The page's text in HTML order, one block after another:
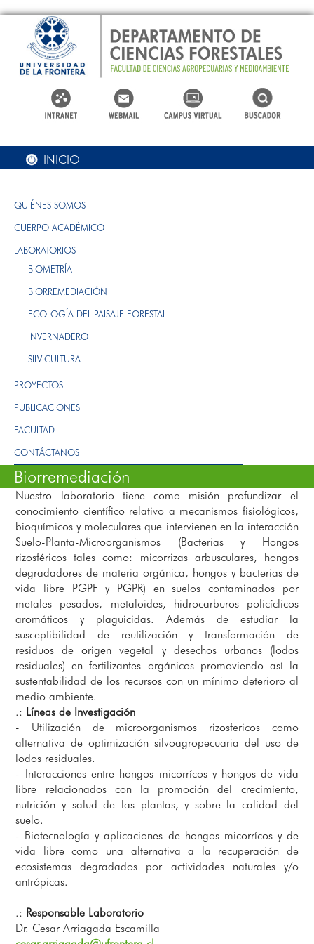
INICIO
QUIÉNES SOMOS
CUERPO ACADÉMICO
LABORATORIOS
BIOMETRÍA
BIORREMEDIACIÓN
ECOLOGÍA DEL PAISAJE FORESTAL
INVERNADERO
SILVICULTURA
PROYECTOS
PUBLICACIONES
FACULTAD
CONTÁCTANOS
Biorremediación
Nuestro laboratorio tiene como misión profundizar el
conocimiento científico relativo a mecanismos fisiológicos,
bioquímicos y moleculares que intervienen en la interacción
Suelo-Planta-Microorganismos (Bacterias y Hongos
rizosféricos tales como: micorrizas arbusculares, hongos
degradadores de materia orgánica, hongos y bacterias de
vida libre PGPF y PGPR) en suelos contaminados por
metales pesados, metaloides, hidrocarburos policíclicos
aromáticos y plaguicidas. Además de estudiar la
susceptibilidad de reutilización y transformación de
residuos de origen vegetal y desechos urbanos (lodos
residuales) en fertilizantes orgánicos promoviendo así la
sustentabilidad de los recursos con un mínimo deterioro al
medio ambiente.
.: Líneas de Investigación
- Utilización de microorganismos rizosfericos como
alternativa de optimización silvoagropecuaria del uso de
lodos residuales.
- Interacciones entre hongos micorrícos y hongos de vida
libre relacionados con la promoción del crecimiento,
nutrición y salud de las plantas, y sobre la calidad del
suelo.
- Biotecnología y aplicaciones de hongos micorrícos y de
vida libre como una alternativa a la recuperación de
ecosistemas degradados por actividades naturales y/o
antrópicas.
.: Responsable Laboratorio
Dr. Cesar Arriagada Escamilla